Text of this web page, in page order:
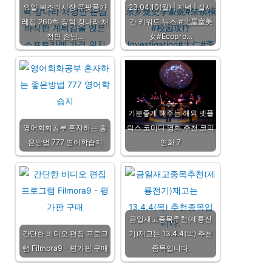
요일 복조리시장 푸팟퐁카
레집 260화 장혁 장나라 채
정안 손님…
23.04.10(월) | 저녁 | 실시
간 키워드 뉴스 #北屋室美
女#Ecopro…
영어회화공부 혼자하는 좋
은방법 777 영어학습지
기분좋게 해주는 해외 넷플
릭스 코미디 영화 추천 코믹
영화 7
간단한 비디오 편집 프로그
램 Filmora9 - 평가판 구매
금일재고종목추천(제룡전
기)재고는 13.4.4(목) 추천
종목입니다.